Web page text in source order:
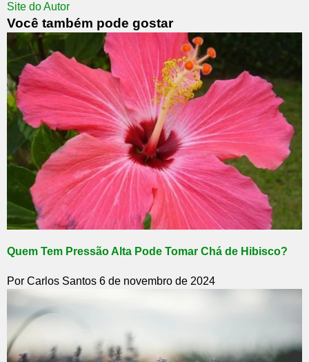
Site do Autor
Você também pode gostar
Quem Tem Pressão Alta Pode Tomar Chá de Hibisco?
Por Carlos Santos 6 de novembro de 2024